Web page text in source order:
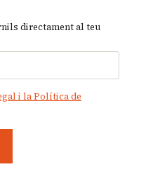
directament al teu
i la Política de